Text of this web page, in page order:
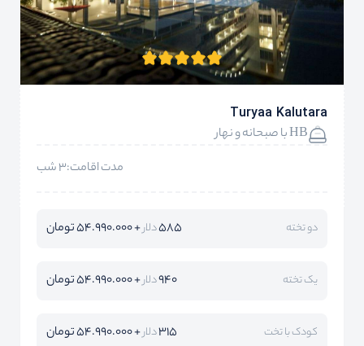
Turyaa Kalutara
HB با صبحانه و نهار
مدت اقامت:3 شب
دو تخته 585دلار+ 54.990.000 تومان
یک تخته 940دلار+ 54.990.000 تومان
کودک با تخت 315دلار+ 54.990.000 تومان